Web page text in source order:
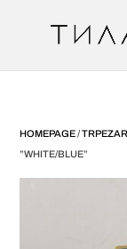
HOMEPAGE/
”WHITE/BLUE”